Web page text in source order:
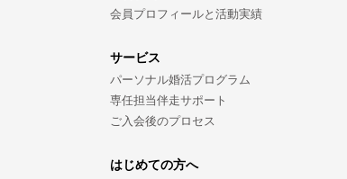
会員プロフィールと活動実績
サービス
パーソナル婚活プログラム
専任担当伴走サポート
ご入会後のプロセス
はじめての方へ